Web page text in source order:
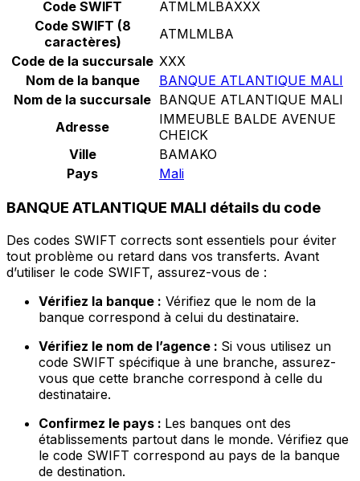
Code SWIFT
ATMLMLBAXXX
Code SWIFT (8
caractères)
ATMLMLBA
Code de la succursale XXX
Nom de la banque
BANQUE ATLANTIQUE MALI
Nom de la succursale BANQUE ATLANTIQUE MALI
Adresse
IMMEUBLE BALDE AVENUE
CHEICK
Ville
BAMAKO
Pays
Mali
BANQUE ATLANTIQUE MALI détails du code
Des codes SWIFT corrects sont essentiels pour éviter
tout problème ou retard dans vos transferts. Avant
d’utiliser le code SWIFT, assurez-vous de :
Vérifiez la banque : Vérifiez que le nom de la
banque correspond à celui du destinataire.
Vérifiez le nom de l’agence : Si vous utilisez un
code SWIFT spécifique à une branche, assurez-
vous que cette branche correspond à celle du
destinataire.
Confirmez le pays : Les banques ont des
établissements partout dans le monde. Vérifiez que
le code SWIFT correspond au pays de la banque
de destination.